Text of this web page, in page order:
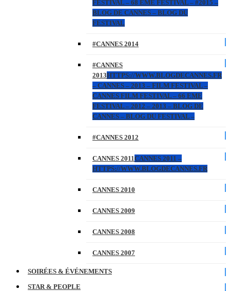
FESTIVAL – 68 EME FESTIVAL – #2015 –
BLOG DE CANNES – BLOG DU
FESTIVAL
#CANNES 2014
#CANNES
2013HTTPS://WWW.BLOGDECANNES.FR
– CANNES – 2013 – FILM FESTIVAL –
CANNES FILM FESTIVAL – 66 EME
FESTIVAL – 2012 – 2013 – BLOG DE
CANNES – BLOG DU FESTIVAL –
#CANNES 2012
CANNES 2011CANNES 2011 –
HTTPS://WWW.BLOGDECANNES.FR
CANNES 2010
CANNES 2009
CANNES 2008
CANNES 2007
SOIRÉES & ÉVÉNEMENTS
STAR & PEOPLE